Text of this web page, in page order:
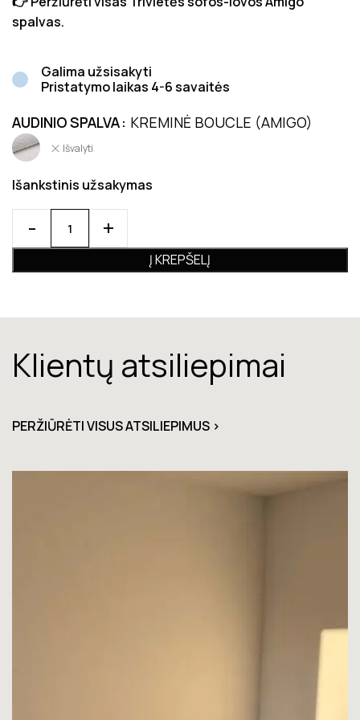
spalvas.
Galima užsisakyti
Pristatymo laikas 4-6 savaitės
AUDINIO SPALVA KREMINĖ BOUCLE (AMIGO)
Išvalyti
Išankstinis užsakymas
Į KREPŠELĮ
Klientų atsiliepimai
PERŽIŪRĖTI VISUS ATSILIEPIMUS >